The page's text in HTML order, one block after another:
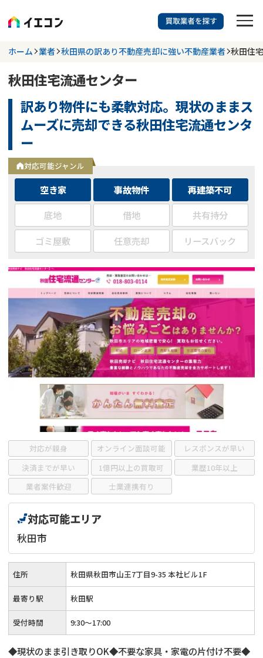
訳あり物件に強い業者を探す
都道府県を選択 相談内容を選択
掲載業者 703
件
更新日 :2026年07月31日 検索する
業者を探す
相談内容で探す
空き家 事故物件
再建築不可 底地
借地 共有持分
ゴミ屋敷 任意売却
リースバック
不動産コラム
不動産売却 再建築不可物件
共有持分 底地
訳あり不動産 不動産投資
土地売却 不動産相続
借地 不動産リースバック
任意売却 空き家
アンケート調査
業者を探す
ホーム 業者 秋田県の訳あり不動産売却に強い不動産業者 秋田住
秋田住宅流通センター
訳あり物件にも柔軟対応。現状のままス
ムーズに売却できる秋田住宅流通センタ
ー
対応可能ジャンル
空き家 事故物件
再建築不可
底地
借地
共有持分
ゴミ屋敷
任意売却 リースバック
対応が親身 オンライン面談可能
レスポンスが早い
決済までが早い
1億円以上の買取可
業歴10年以上
業者案件歓迎
士業連携有り
対応可能エリア
秋田市
住所 秋田県秋田市山王7丁目9-35 本社ビル1F
最寄り駅 秋田駅
受付時間 9:30～17:00
◆現状のまま引き取りOK◆不要な家具・家電の片付け不要◆